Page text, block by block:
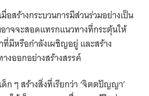
มื่อสร้างกระบวนการมีส่วนร่วมอย่างเป็น
อาจจะสอดแทรกแนวทางที่กระตุ้นให้
มีหรือกำลังเผชิญอยู่ และสร้าง
งออกอย่างสร้างสรรค์
ด็ก ๆ สร้างสิ่งที่เรียกว่า ‘จิตตปัญญา’